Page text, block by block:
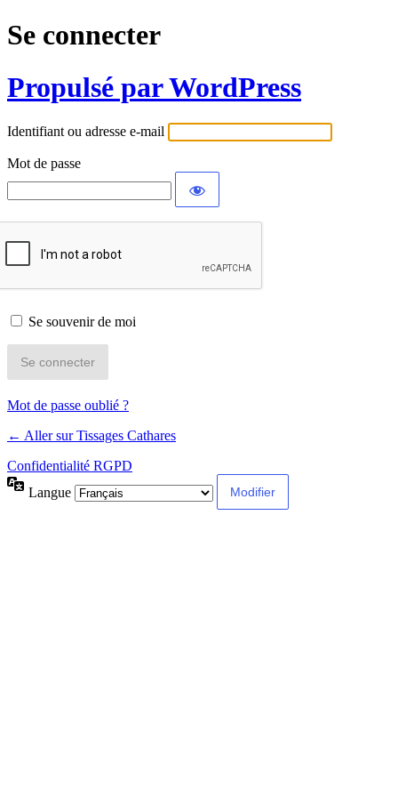
Se connecter
Propulsé par WordPress
Identifiant ou adresse e-mail
Mot de passe
Se souvenir de moi
Mot de passe oublié ?
← Aller sur Tissages Cathares
Confidentialité RGPD
Langue